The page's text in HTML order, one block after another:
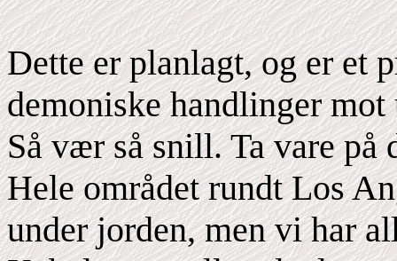
Dette er planlagt, og er et
demoniske handlinger
Så vær så snill. Ta vare på
Hele området rundt Los
under jorden, men vi har